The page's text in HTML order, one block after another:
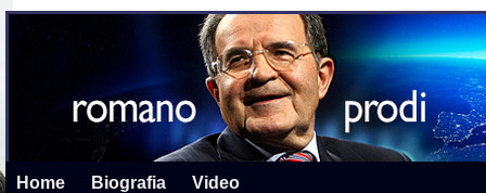
Home Biografia Video